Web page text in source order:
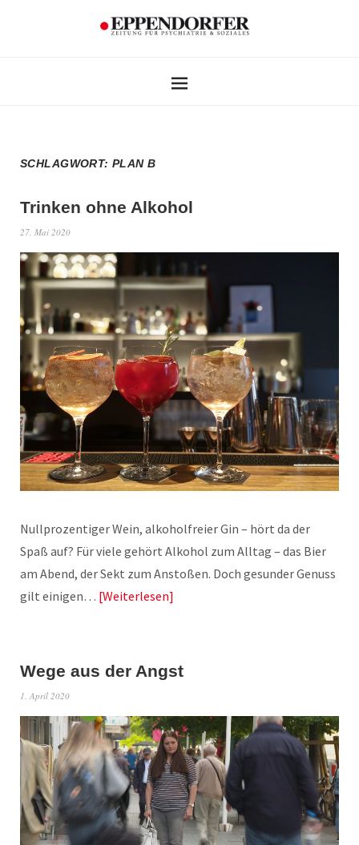
SCHLAGWORT:PLAN B
Trinken ohne Alkohol
27. Mai 2020
Nullprozentiger Wein, alkoholfreier Gin – hört da der
Spaß auf? Für viele gehört Alkohol zum Alltag – das Bier
am Abend, der Sekt zum Anstoßen. Doch gesunder Genuss
gilt einigen… Weiterlesen
Wege aus der Angst
1. April 2020